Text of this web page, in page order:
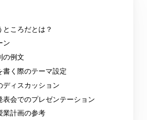
ころだとは？
ン
の例文
書く際のテーマ設定
ディスカッション
表会でのプレゼンテーション
業計画の参考